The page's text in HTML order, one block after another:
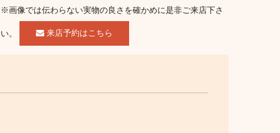
※画像では伝わらない実物の良さを確かめに是非ご来店下さ
い。 来店予約はこちら